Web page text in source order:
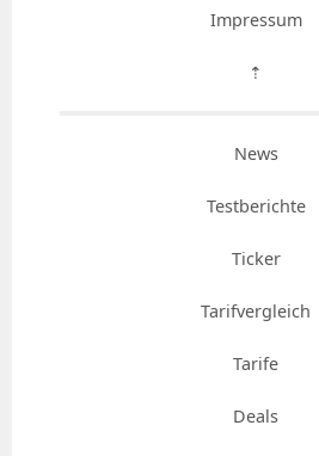
Impressum
⇡
News
Testberichte
Ticker
Tarifvergleich
Tarife
Deals